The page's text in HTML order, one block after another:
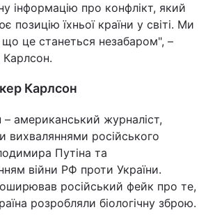
інформацію про конфлікт, який
позицію їхньої країни у світі. Ми
це станеться незабаром", –
Карлсон.
Карлсон
американський журналіст,
вихваляннями російського
Путіна та
війни РФ проти України.
російський фейк про те,
розробляли біологічну зброю.